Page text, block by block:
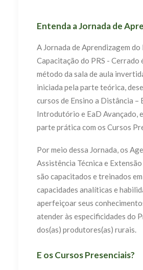
Entenda a Jornada de
A Jornada de Aprendizagem
Capacitação do PRS - Cerrado
método da sala de aula
iniciada pela parte teórica,
cursos de Ensino a Distância –
Introdutório e EaD Avançado,
parte prática com os Cursos
Por meio dessa Jornada, os
Assistência Técnica e
são capacitados e treinados em
capacidades analíticas e
aperfeiçoar seus
atender às especificidades do
dos(as) produtores(as) rurais.
E os Cursos Presenciais?